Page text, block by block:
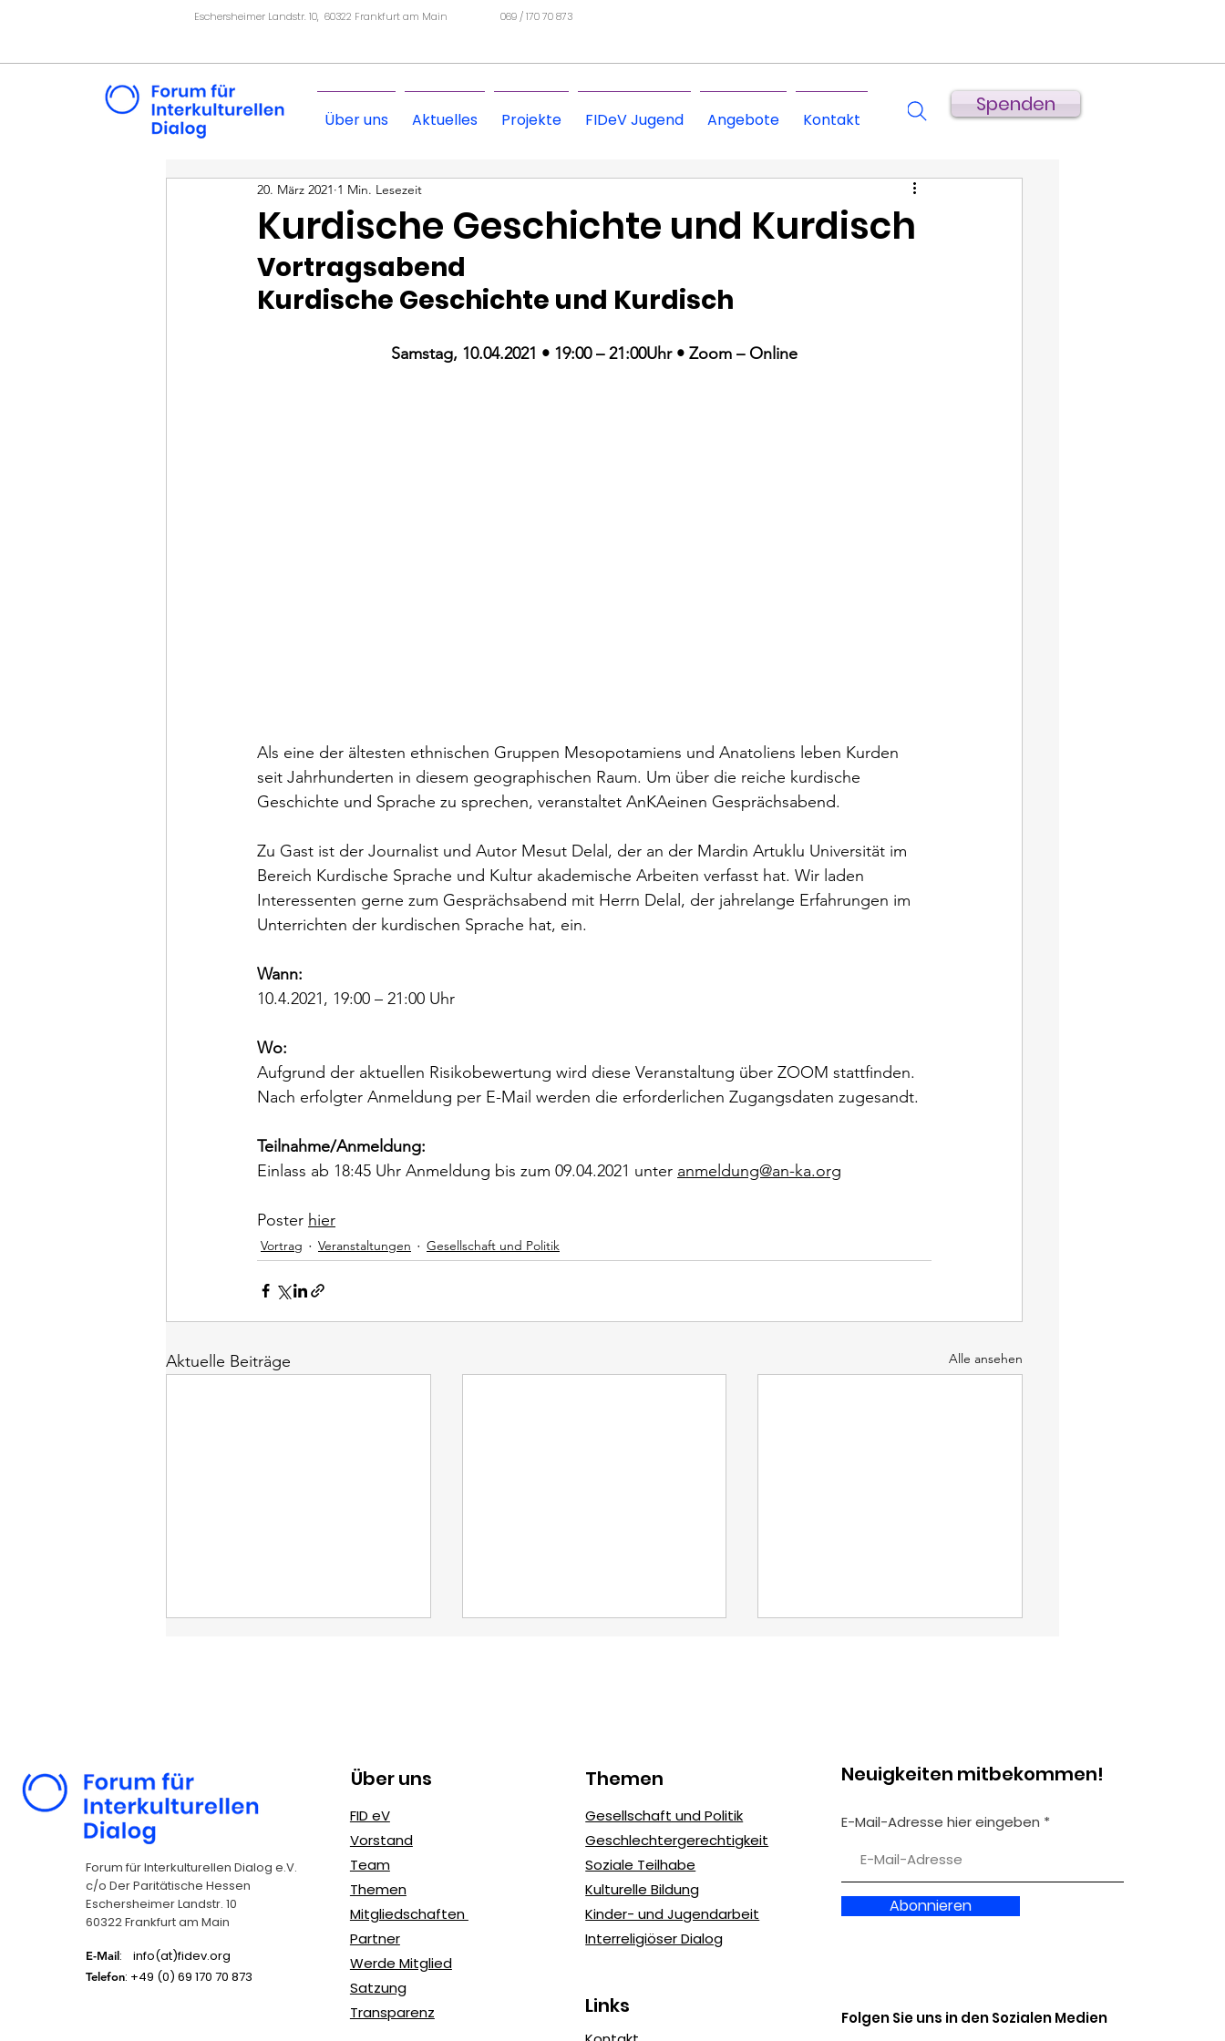
Eschersheimer Landstr. 10, 60322 Frankfurt am Main 069 / 170 70 873
Über uns Aktuelles Projekte FIDeV Jugend Angebote Kontakt
Spenden
Kurdische Geschichte und Kurdisch
20. März 2021 1 Min. Lesezeit
Vortragsabend
Kurdische Geschichte und Kurdisch
Samstag, 10.04.2021 • 19:00 – 21:00Uhr • Zoom – Online
Als eine der ältesten ethnischen Gruppen Mesopotamiens und Anatoliens leben Kurden
seit Jahrhunderten in diesem geographischen Raum. Um über die reiche kurdische
Geschichte und Sprache zu sprechen, veranstaltet AnKAeinen Gesprächsabend.
Zu Gast ist der Journalist und Autor Mesut Delal, der an der Mardin Artuklu Universität im
Bereich Kurdische Sprache und Kultur akademische Arbeiten verfasst hat. Wir laden
Interessenten gerne zum Gesprächsabend mit Herrn Delal, der jahrelange Erfahrungen im
Unterrichten der kurdischen Sprache hat, ein.
Wann:
10.4.2021, 19:00 – 21:00 Uhr
Wo:
Aufgrund der aktuellen Risikobewertung wird diese Veranstaltung über ZOOM stattfinden.
Nach erfolgter Anmeldung per E-Mail werden die erforderlichen Zugangsdaten zugesandt.
Teilnahme/Anmeldung:
Einlass ab 18:45 Uhr Anmeldung bis zum 09.04.2021 unter anmeldung@an-ka.org
Poster hier
Vortrag Veranstaltungen Gesellschaft und Politik
Aktuelle Beiträge Alle ansehen
Zivilgesellschaftliches
Jugendlichen: Wege zu
mehr Bürgerbeteiligung
Dialog? Warum er für
den gesellschaftlichen
Frieden entscheidend ist
Schulklassen
Forum für Interkulturellen Dialog e.V.
c/o Der Paritätische Hessen
Eschersheimer Landstr. 10
60322 Frankfurt am Main
E-Mail: info(at)fidev.org
Telefon: +49 (0)69 170 70 873
Über uns
FID eV
Vorstand
Team
Themen
Mitgliedschaften
Partner
Werde Mitglied
Satzung
Transparenz
Themen
Gesellschaft und Politik
Geschlechtergerechtigkeit
Soziale Teilhabe
Kulturelle Bildung
Kinder- und Jugendarbeit
Interreligiöser Dialog
Links
Neuigkeiten mitbekommen!
E-Mail-Adresse hier eingeben
Abonnieren
Folgen Sie uns in den Sozialen Medien